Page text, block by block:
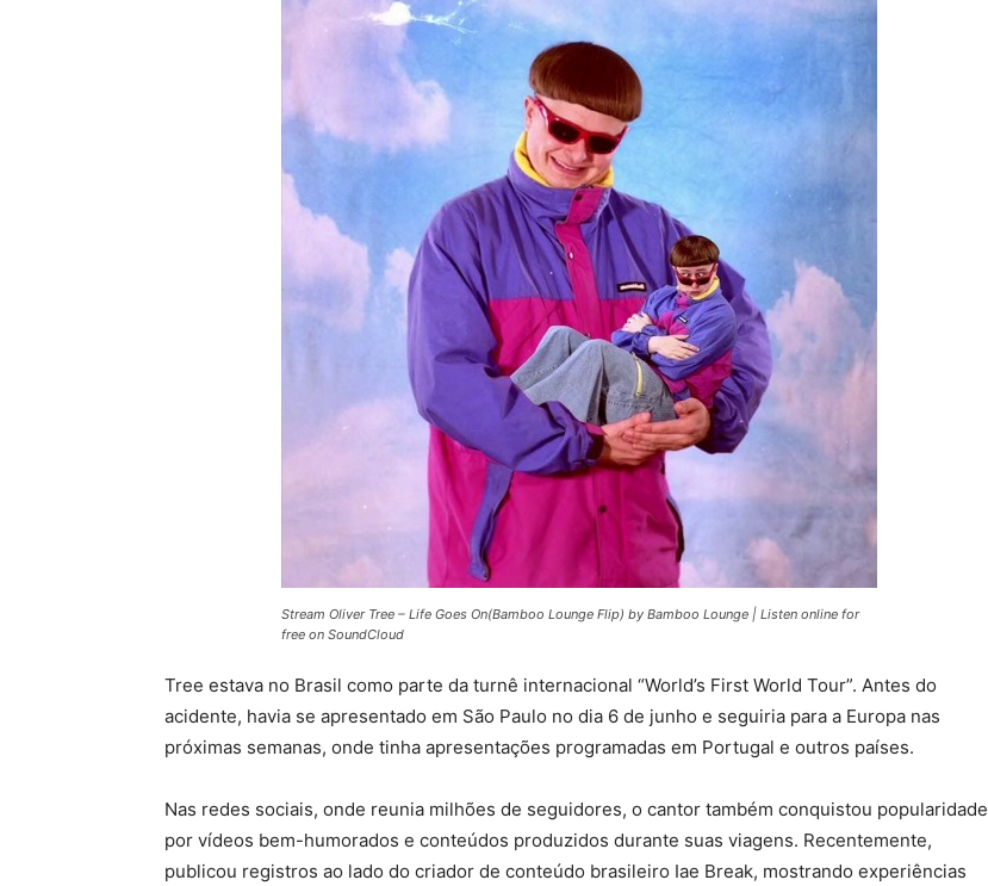
Stream Oliver Tree – Life Goes On(Bamboo Lounge Flip) by Bamboo Lounge | Listen online for
free on SoundCloud
Tree estava no Brasil como parte da turnê internacional “World’s First World Tour”. Antes do
acidente, havia se apresentado em São Paulo no dia 6 de junho e seguiria para a Europa nas
próximas semanas, onde tinha apresentações programadas em Portugal e outros países.
Nas redes sociais, onde reunia milhões de seguidores, o cantor também conquistou popularidade
por vídeos bem-humorados e conteúdos produzidos durante suas viagens. Recentemente,
publicou registros ao lado do criador de conteúdo brasileiro Iae Break, mostrando experiências